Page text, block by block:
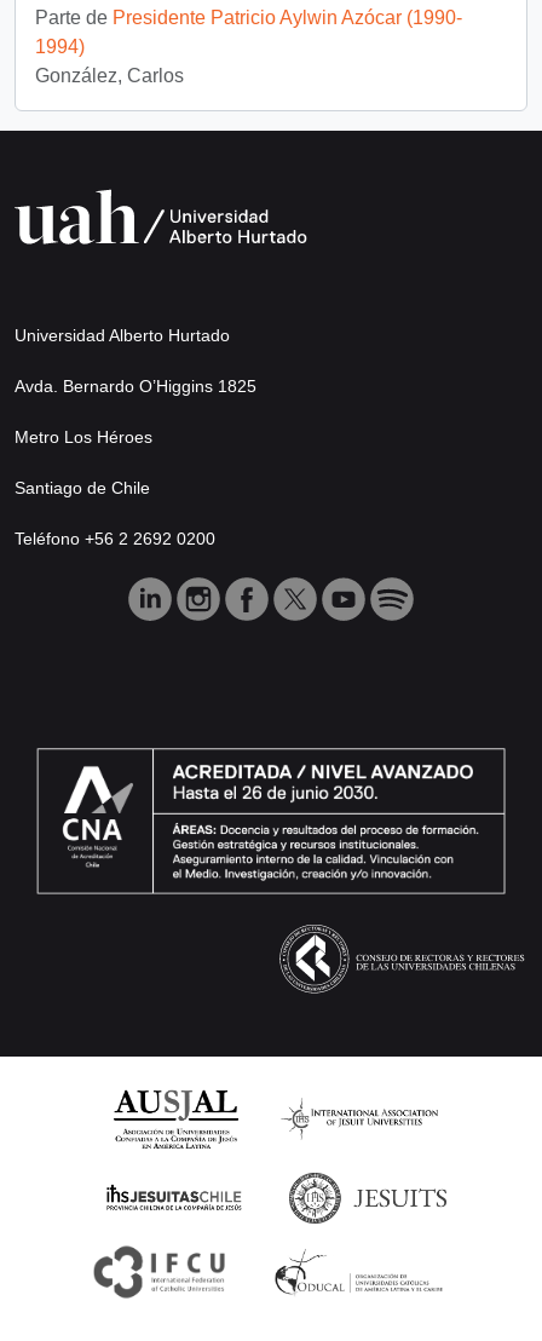
Parte de Presidente Patricio Aylwin Azócar (1990-
1994)
González, Carlos
Universidad Alberto Hurtado
Avda. Bernardo O’Higgins 1825
Metro Los Héroes
Santiago de Chile
Teléfono +56 2 2692 0200